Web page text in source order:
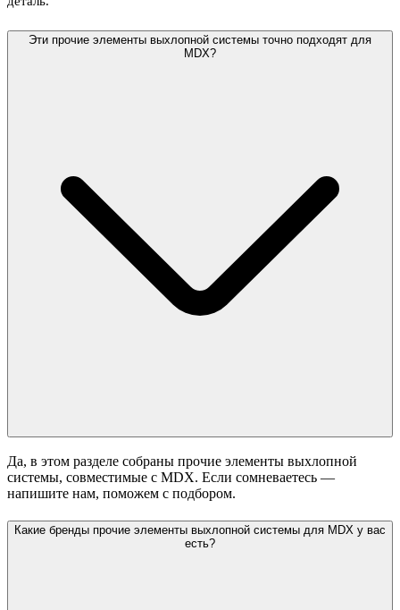
Эти прочие элементы выхлопной системы точно подходят для
MDX?
Да, в этом разделе собраны прочие элементы выхлопной
системы, совместимые с MDX. Если сомневаетесь —
напишите нам, поможем с подбором.
Какие бренды прочие элементы выхлопной системы для MDX у вас
есть?